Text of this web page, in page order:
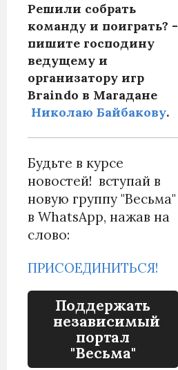
Решили собрать
команду и поиграть? -
пишите господину
ведущему и
организатору игр
Braindo в Магадане
Николаю Байбакову.
Будьте в курсе
новостей! вступай в
новую группу "Весьма"
в WhatsApp, нажав на
слово:
ПРИСОЕДИНИТЬСЯ!
Поддержать
независимый
портал
"Весьма"